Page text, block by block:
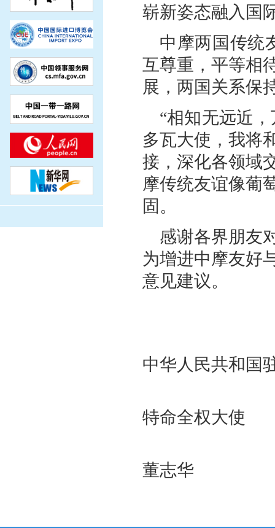
崭新姿态融入国
中摩两国传统
互尊重，平等相
展，两国关系保
“相知无远近
多瓦大使，我将
接，深化各领域
摩传统友谊像葡
固。
感谢各界朋友
为增进中摩友好
意见建议。
中华人民共和国
特命全权大使
董志华